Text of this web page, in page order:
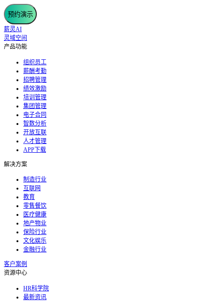
预约演示
薪灵AI
灵域空间
产品功能
组织员工
薪酬考勤
招聘管理
绩效激励
培训管理
集团管理
电子合同
智数分析
开放互联
人才管理
APP下载
解决方案
制造行业
互联网
教育
零售餐饮
医疗健康
地产物业
保险行业
文化娱乐
金融行业
客户案例
资源中心
HR科学院
最新资讯